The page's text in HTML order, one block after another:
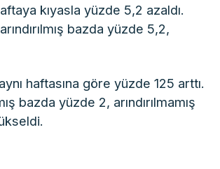
kıyasla yüzde 5,2 azaldı.
bazda yüzde 5,2,
haftasına göre yüzde 125 arttı.
bazda yüzde 2, arındırılmamış